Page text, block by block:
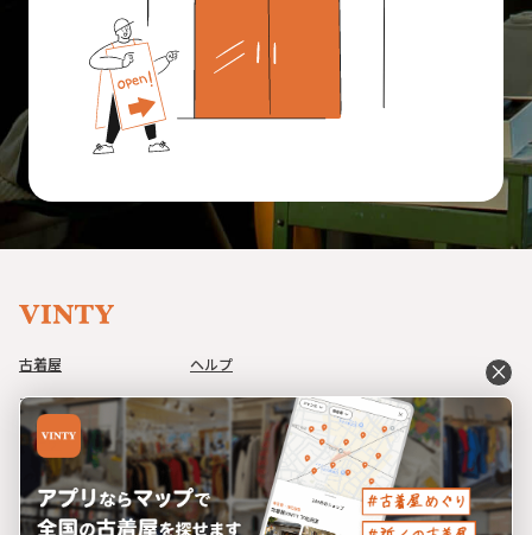
close
古着屋
アイテム
コーデ
イベント
ブログ
ヘルプ
利用規約
プライバシーポリシー
特定商取引法に基づく表記
運営会社